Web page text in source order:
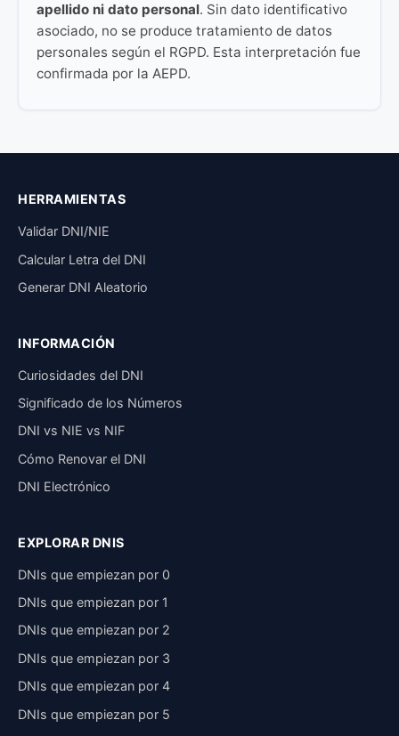
apellido ni dato personal. Sin dato identificativo
asociado, no se produce tratamiento de datos
personales según el RGPD. Esta interpretación fue
confirmada por la AEPD.
HERRAMIENTAS
Validar DNI/NIE
Calcular Letra del DNI
Generar DNI Aleatorio
INFORMACIÓN
Curiosidades del DNI
Significado de los Números
DNI vs NIE vs NIF
Cómo Renovar el DNI
DNI Electrónico
EXPLORAR DNIS
DNIs que empiezan por 0
DNIs que empiezan por 1
DNIs que empiezan por 2
DNIs que empiezan por 3
DNIs que empiezan por 4
DNIs que empiezan por 5